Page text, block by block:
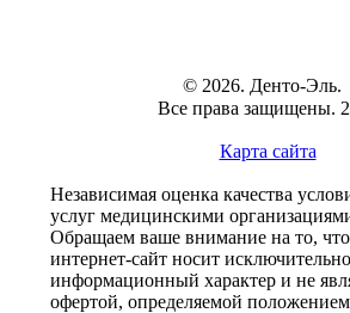
© 2026. Денто-Эль.
Все права защищены.
Карта сайта
Независимая оценка качества
услуг медицинскими
Обращаем ваше внимание на то,
интернет-сайт носит исключительно
информационный характер и не
офертой, определяемой